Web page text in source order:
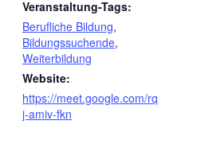
Veranstaltung-Tags:
Berufliche Bildung,
Bildungssuchende,
Weiterbildung
Website:
https://meet.google.com/rq
j-amiv-fkn